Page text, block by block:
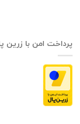
پرداخت امن با زرین پال